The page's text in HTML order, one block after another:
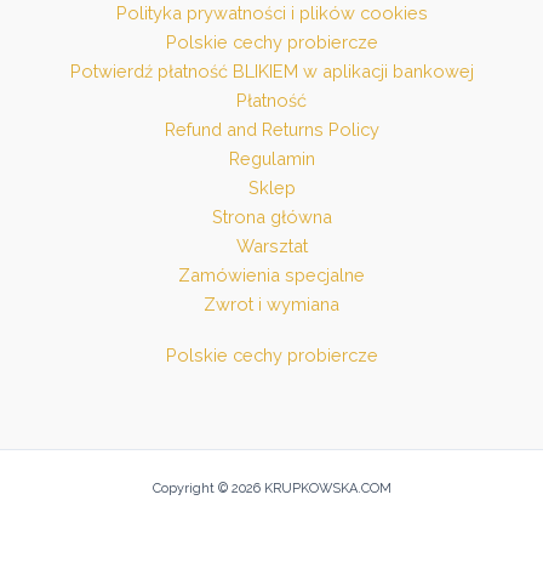
Polityka prywatności i plików cookies
Polskie cechy probiercze
Potwierdź płatność BLIKIEM w aplikacji bankowej
Płatność
Refund and Returns Policy
Regulamin
Sklep
Strona główna
Warsztat
Zamówienia specjalne
Zwrot i wymiana
Polskie cechy probiercze
Copyright © 2026 KRUPKOWSKA.COM